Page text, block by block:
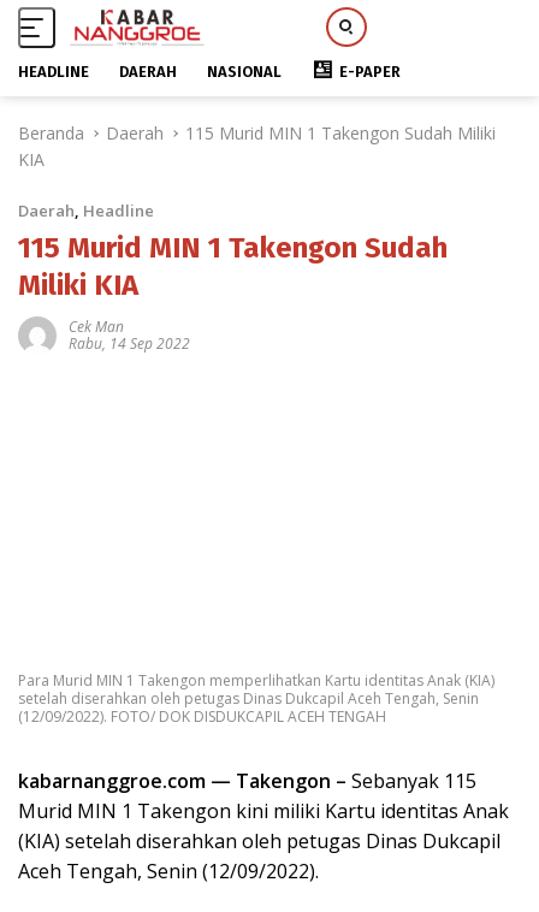
HEADLINE DAERAH NASIONAL E-PAPER
Beranda Daerah
115 Murid MIN 1 Takengon Sudah Miliki
KIA
Daerah, Headline
115 Murid MIN 1 Takengon Sudah
Miliki KIA
Cek Man
Rabu, 14 Sep 2022
Para Murid MIN 1 Takengon memperlihatkan Kartu identitas Anak (KIA)
setelah diserahkan oleh petugas Dinas Dukcapil Aceh Tengah, Senin
(12/09/2022). FOTO/ DOK DISDUKCAPIL ACEH TENGAH
kabarnanggroe.com — Takengon – Sebanyak 115
Murid MIN 1 Takengon kini miliki Kartu identitas Anak
(KIA) setelah diserahkan oleh petugas Dinas Dukcapil
Aceh Tengah, Senin (12/09/2022).